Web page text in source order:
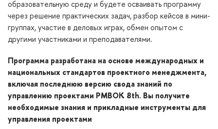
образовательную среду и будете осваивать программу
через решение практических задач, разбор кейсов в мини-
руппах, участие в деловых играх, обмен опытом с
другими участниками и преподавателями.
Программа разработана на основе международных и
национальных стандартов проектного менеджмента,
ключая последнюю версию свода знаний по
управлению проектами PMBOK 8th. Вы получите
необходимые знания и прикладные инструменты для
управления проектами